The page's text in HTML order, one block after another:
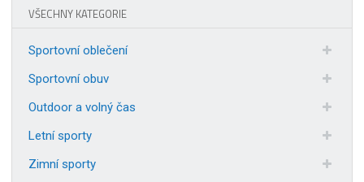
VŠECHNY KATEGORIE
Sportovní oblečení
Sportovní obuv
Outdoor a volný čas
Letní sporty
Zimní sporty